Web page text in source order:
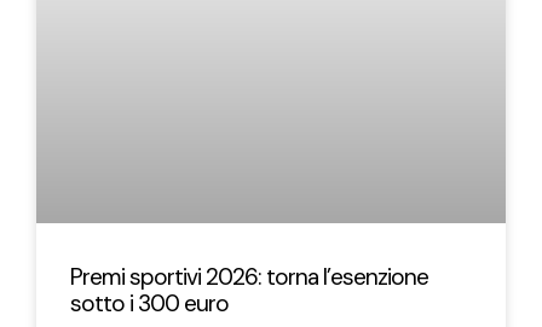
Premi sportivi 2026: torna l’esenzione
sotto i 300 euro